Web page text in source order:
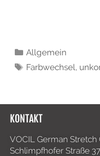
Allgemein
Farbwechsel,
KONTAKT
VOCIL German Stretch
Schlimpfhofer Straße 37